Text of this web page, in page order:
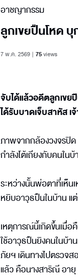
อาชญากรรม
ลูกเขยปืนโหด
7 พ.ค. 2569 75views
จับได้แล้วอดีตลูกเขย
ได้รับบาดเจ็บสาหัส เ
ภาพจากกล้องวงจรปิ
กำลังโต้เถียงกับคนใน
ระหว่างนั้นพ่อตาที่เห็น
หยิบอาวุธปืนในบ้าน แ
เหตุการณ์นี้เกิดขึ้นเมื่
ใช้อาวุธปืนยิงคนในบ้า
ภัยฯ เดินทางไปตรวจ
แล้ว คือนางสาริณี อายุ